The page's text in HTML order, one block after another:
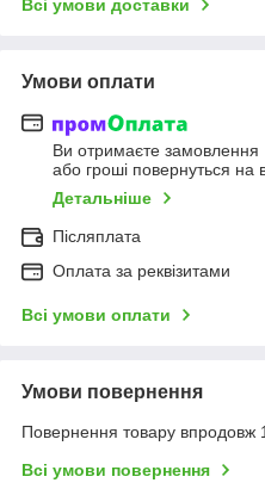
Всі умови доставки
Умови оплати
Ви отримаєте замовлення
або гроші повернуться на
Детальніше
Післяплата
Оплата за реквізитами
Всі умови оплати
Умови повернення
Повернення товару впродовж
Всі умови повернення